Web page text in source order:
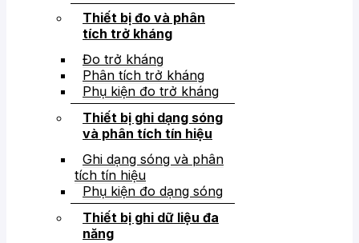
Thiết bị đo và phân
tích trở kháng
Đo trở kháng
Phân tích trở kháng
Phụ kiện đo trở kháng
Thiết bị ghi dạng sóng
và phân tích tín hiệu
Ghi dạng sóng và phân
tích tín hiệu
Phụ kiện đo dạng sóng
Thiết bị ghi dữ liệu đa
năng